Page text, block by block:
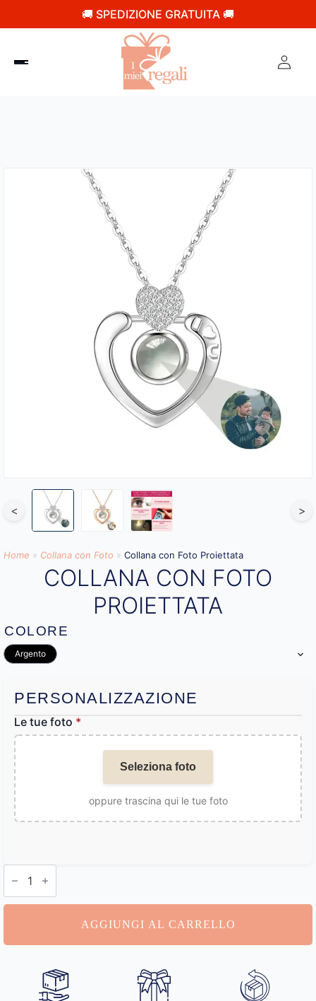
🚚 SPEDIZIONE GRATUITA 🚚
< >
Home » Collana con Foto » Collana con Foto Proiettata
COLLANA CON FOTO
PROIETTATA
COLORE
Argento
PERSONALIZZAZIONE
Le tue foto *
Seleziona foto
oppure trascina qui le tue foto
Collana
con
Proiettata
AGGIUNGI AL CARRELLO